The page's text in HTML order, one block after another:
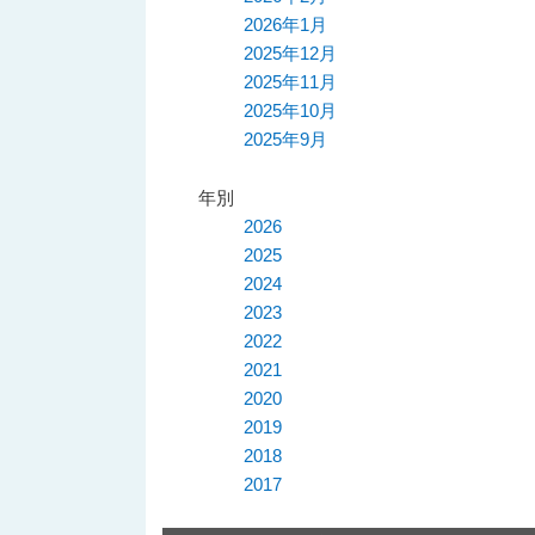
2026年1月
2025年12月
2025年11月
2025年10月
2025年9月
年別
2026
2025
2024
2023
2022
2021
2020
2019
2018
2017